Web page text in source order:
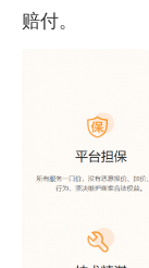
赔付。